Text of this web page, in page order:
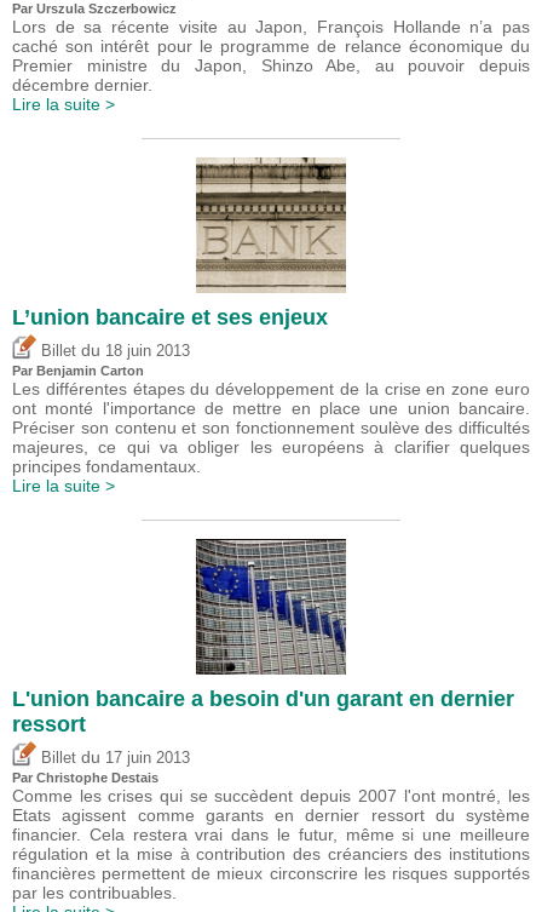
Par Urszula Szczerbowicz
Lors de sa récente visite au Japon, François Hollande n’a pas
caché son intérêt pour le programme de relance économique du
Premier ministre du Japon, Shinzo Abe, au pouvoir depuis
décembre dernier.
Lire la suite >
L’union bancaire et ses enjeux
Billet du 18 juin 2013
Par Benjamin Carton
Les différentes étapes du développement de la crise en zone euro
ont monté l'importance de mettre en place une union bancaire.
Préciser son contenu et son fonctionnement soulève des difficultés
majeures, ce qui va obliger les européens à clarifier quelques
principes fondamentaux.
Lire la suite >
L'union bancaire a besoin d'un garant en dernier
ressort
Billet du 17 juin 2013
Par Christophe Destais
Comme les crises qui se succèdent depuis 2007 l'ont montré, les
Etats agissent comme garants en dernier ressort du système
financier. Cela restera vrai dans le futur, même si une meilleure
régulation et la mise à contribution des créanciers des institutions
financières permettent de mieux circonscrire les risques supportés
par les contribuables.